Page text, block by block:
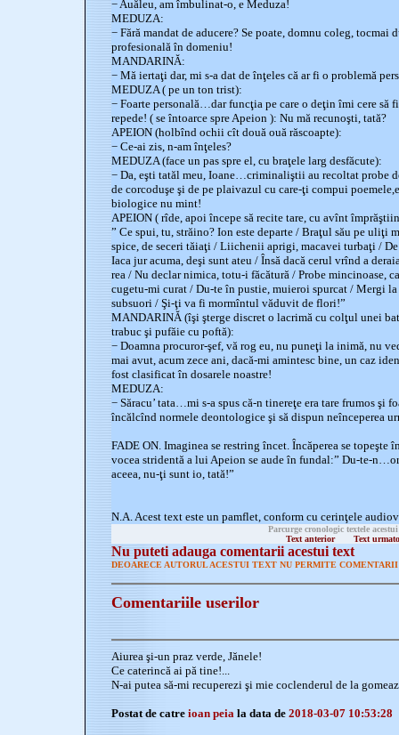
− Auăleu, am îmbulinat-o, e Meduza!
MEDUZA:
− Fără mandat de aducere? Se poate, domnu coleg, tocmai
profesională în domeniu!
MANDARINĂ:
− Mă iertaţi dar, mi s-a dat de înţeles că ar fi o problemă
MEDUZA ( pe un ton trist):
− Foarte personală…dar funcţia pe care o deţin îmi cere să
repede! ( se întoarce spre Apeion ): Nu mă recunoşti, tată?
APEION (holbînd ochii cît două ouă răscoapte):
− Ce-ai zis, n-am înţeles?
MEDUZA (face un pas spre el, cu braţele larg desfăcute):
− Da, eşti tatăl meu, Ioane…criminaliştii au recoltat probe
de corcoduşe şi de pe plaivazul cu care-ţi compui
biologice nu mint!
APEION ( rîde, apoi începe să recite tare, cu avînt
” Ce spui, tu, străino? Ion este departe / Braţul său pe uliţi
spice, de seceri tăiaţi / Liichenii aprigi, macavei turbaţi /
Iaca jur acuma, deşi sunt ateu / Însă dacă cerul vrînd a
rea / Nu declar nimica, totu-i făcătură / Probe mincinoase,
cugetu-mi curat / Du-te în pustie, muieroi spurcat / Mergi
subsuori / Şi-ţi va fi mormîntul văduvit de flori!”
MANDARINĂ (îşi şterge discret o lacrimă cu colţul unei
trabuc şi pufăie cu poftă):
− Doamna procuror-şef, vă rog eu, nu puneţi la inimă, nu
mai avut, acum zece ani, dacă-mi amintesc bine, un caz
fost clasificat în dosarele noastre!
MEDUZA:
− Săracu’ tata…mi s-a spus că-n tinereţe era tare frumos şi
încălcînd normele deontologice şi să dispun neînceperea
FADE ON. Imaginea se restring încet. Încăperea se topeşte
vocea stridentă a lui Apeion se aude în fundal:” Du-te-
aceea, nu-ţi sunt io, tată!”
N.A. Acest text este un pamflet, conform cu cerinţele
Parcurge cronologic textele
Text anterior
Text
Nu puteti adauga comentarii acestui text
DEOARECE AUTORUL ACESTUI TEXT NU PERMITE
Comentariile userilor
Aiurea şi-un praz verde, Jănele!
Ce caterincă ai pă tine!...
N-ai putea să-mi recuperezi şi mie coclenderul de la
Postat de catre ioan peia la data de 2018-03-07 10:53:28